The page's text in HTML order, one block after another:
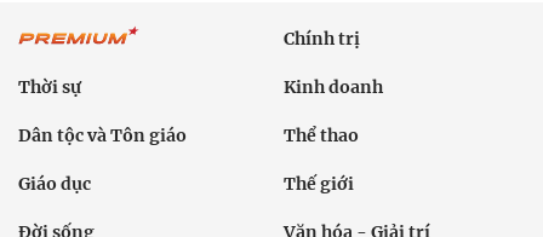
Chính trị
Thời sự Kinh doanh
Dân tộc và Tôn giáo Thể thao
Giáo dục Thế giới
Đời sống Văn hóa - Giải trí